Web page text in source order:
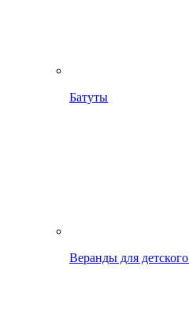
Батуты
Веранды для детского